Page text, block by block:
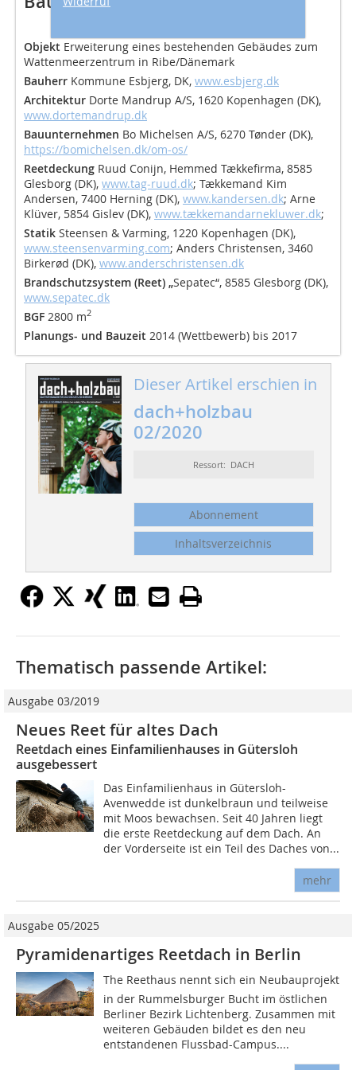
Objekt Erweiterung eines bestehenden Gebäudes zum
Wattenmeerzentrum in Ribe/Dänemark
Bauherr Kommune Esbjerg, DK, www.esbjerg.dk
Architektur Dorte Mandrup A/S, 1620 Kopenhagen (DK),
www.dortemandrup.dk
Bauunternehmen Bo Michelsen A/S, 6270 Tønder (DK),
https://bomichelsen.dk/om-os/
Reetdeckung Ruud Conijn, Hemmed Tækkefirma, 8585
Glesborg (DK), www.tag-ruud.dk; Tækkemand Kim
Andersen, 7400 Herning (DK), www.kandersen.dk; Arne
Klüver, 5854 Gislev (DK), www.tækkemandarnekluwer.dk;
Statik Steensen & Varming, 1220 Kopenhagen (DK),
www.steensenvarming.com; Anders Christensen, 3460
Birkerød (DK), www.anderschristensen.dk
Brandschutzsystem (Reet) „Sepatec“, 8585 Glesborg (DK),
www.sepatec.dk
BGF 2800 m2
Planungs- und Bauzeit 2014 (Wettbewerb) bis 2017
Dieser Artikel erschien in
dach+holzbau
02/2020
Ressort: DACH
Abonnement
Inhaltsverzeichnis
Thematisch passende Artikel:
Ausgabe 03/2019
Neues Reet für altes Dach
Reetdach eines Einfamilienhauses in Gütersloh
ausgebessert
Das Einfamilienhaus in Gütersloh-
Avenwedde ist dunkelbraun und teilweise
mit Moos bewachsen. Seit 40 Jahren liegt
die erste Reetdeckung auf dem Dach. An
der Vorderseite ist ein Teil des Daches von...
mehr
Ausgabe 05/2025
Pyramidenartiges Reetdach in Berlin
The Reethaus nennt sich ein Neubauprojekt
in der Rummelsburger Bucht im östlichen
Berliner Bezirk Lichtenberg. Zusammen mit
weiteren Gebäuden bildet es den neu
entstandenen Flussbad-Campus....